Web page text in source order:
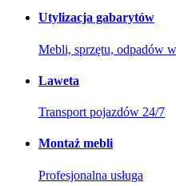
Utylizacja gabarytów
Mebli, sprzętu, odpadów
Laweta
Transport pojazdów 24/7
Montaż mebli
Profesjonalna usługa